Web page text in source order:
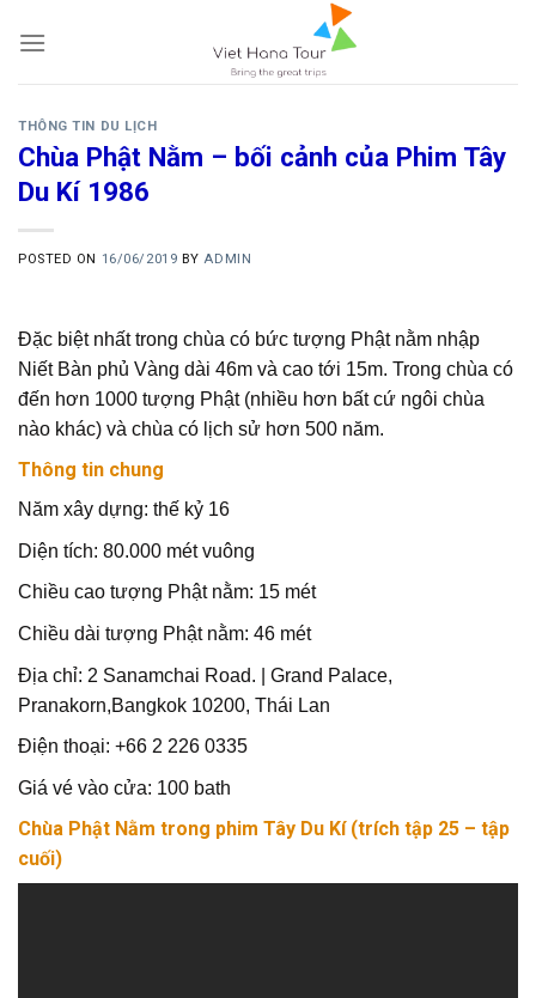
THÔNG TIN DU LỊCH
Chùa Phật Nằm – bối cảnh của Phim Tây
Du Kí 1986
POSTED ON 16/06/2019 BY ADMIN
Đặc biệt nhất trong chùa có bức tượng Phật nằm nhập
Niết Bàn phủ Vàng dài 46m và cao tới 15m. Trong chùa có
đến hơn 1000 tượng Phật (nhiều hơn bất cứ ngôi chùa
nào khác) và chùa có lịch sử hơn 500 năm.
Thông tin chung
Năm xây dựng: thế kỷ 16
Diện tích: 80.000 mét vuông
Chiều cao tượng Phật nằm: 15 mét
Chiều dài tượng Phật nằm: 46 mét
Địa chỉ: 2 Sanamchai Road. | Grand Palace,
Pranakorn,Bangkok 10200, Thái Lan
Điện thoại: +66 2 226 0335
Giá vé vào cửa: 100 bath
Chùa Phật Nằm trong phim Tây Du Kí (trích tập 25 – tập
cuối)